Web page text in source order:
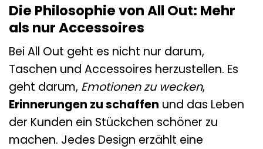
Die Philosophie von All Out: Mehr
als nur Accessoires
Bei All Out geht es nicht nur darum,
Taschen und Accessoires herzustellen. Es
geht darum, Emotionen zu wecken,
Erinnerungen zu schaffen und das Leben
der Kunden ein Stückchen schöner zu
machen. Jedes Design erzählt eine